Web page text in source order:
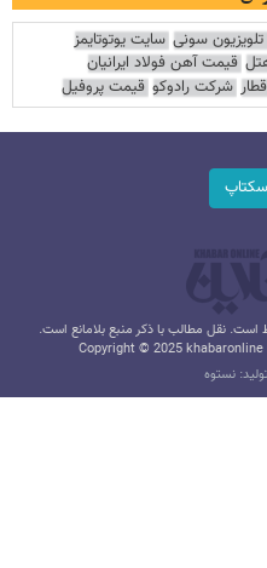
سونی سایت یوتوتایمز
قیمت آهن فولاد ایرانیان
شرکت رادوکو قیمت پروفیل
نقل مطالب با ذکر منبع بلامانع است.
Copyright © 2025
نستوه